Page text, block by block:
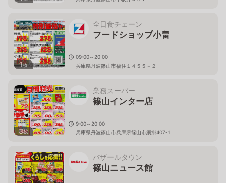
1枚
全日食チェーン
フードショップ小畠
09:00～20:00
兵庫県丹波篠山市福住１４５５－２
3枚
業務スーパー
篠山インター店
9:00～20:00
兵庫県丹波篠山市兵庫県篠山市網掛407-1
バザールタウン
篠山ニュース館